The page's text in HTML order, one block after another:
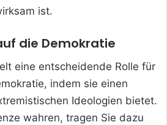
ist.
die Demokratie
eine entscheidende Rolle für
indem sie einen
Ideologien bietet.
wahren, tragen Sie dazu